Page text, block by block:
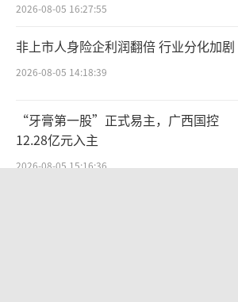
中报显示，今年上半年，
盈转亏。报告期内，公司实现
亿元，同比下降20.29%；对应
约-745.09万元，同比转亏；
属净利润约-1973.75万元，同
利亏损的原因，晶升股份表示
期性波动、公司本期验收产品
2026-08-05 16:27:55
非上市人身险企利润翻倍 行业分化加剧
2026-08-05 14:18:39
“牙膏第一股”正式易主，广西国控
12.28亿元入主
2026-08-05 15:16:36